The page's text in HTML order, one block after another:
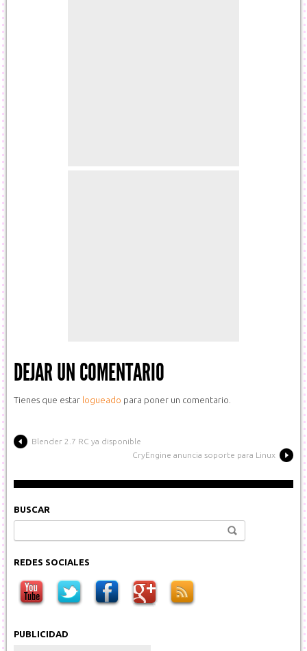
DEJAR UN COMENTARIO
Tienes que estar logueado para poner un comentario.
Blender 2.7 RC ya disponible
CryEngine anuncia soporte para Linux
BUSCAR
REDES SOCIALES
PUBLICIDAD